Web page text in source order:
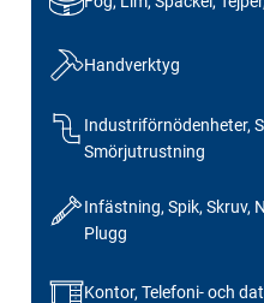
Handverktyg
Industriförnödenheter,
Smörjutrustning
Infästning, Spik, Skruv,
Plugg
Kontor, Telefoni- och